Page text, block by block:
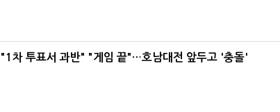
"1차 투표서 과반" "게임 끝"…호남대전 앞두고 '충돌'